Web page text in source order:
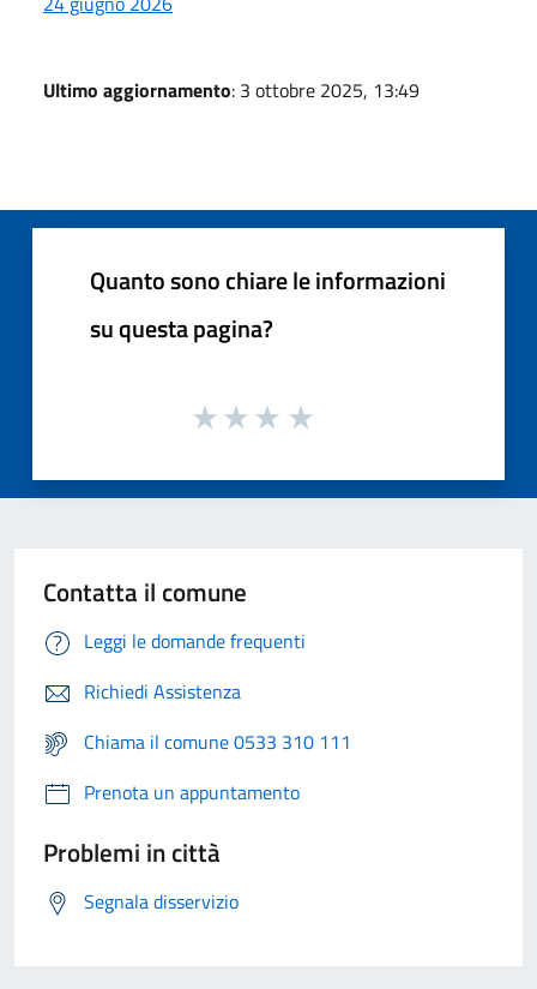
Ultimo aggiornamento: 3 ottobre 2025, 13:49
Quanto sono chiare le informazioni
su questa pagina?
Contatta il comune
Leggi le domande frequenti
Richiedi Assistenza
Chiama il comune 0533 310 111
Prenota un appuntamento
Problemi in città
Segnala disservizio